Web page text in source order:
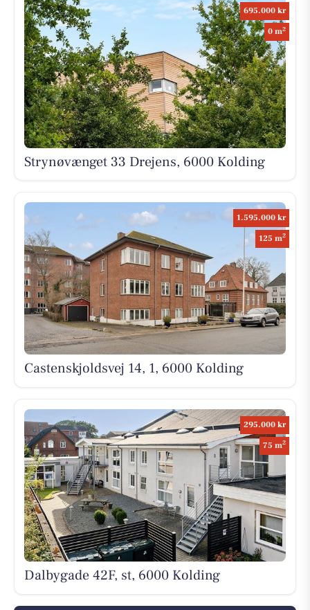
695.000 kr
0 m2
Strynøvænget 33 Drejens, 6000 Kolding
1.595.000 kr
125 m2
Castenskjoldsvej 14, 1, 6000 Kolding
295.000 kr
75 m2
Dalbygade 42F, st, 6000 Kolding